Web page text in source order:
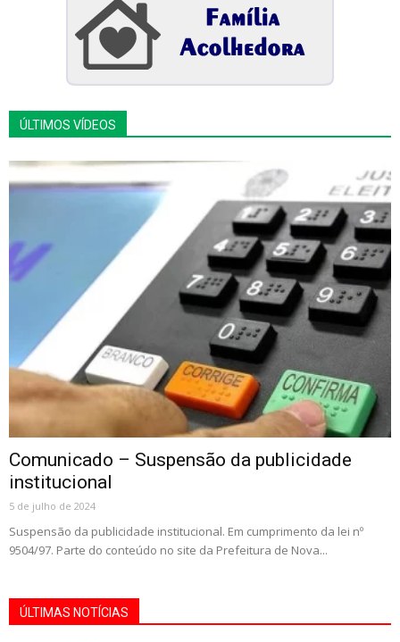
ÚLTIMOS VÍDEOS
Comunicado – Suspensão da publicidade
institucional
5 de julho de 2024
Suspensão da publicidade institucional. Em cumprimento da lei nº
9504/97. Parte do conteúdo no site da Prefeitura de Nova...
ÚLTIMAS NOTÍCIAS